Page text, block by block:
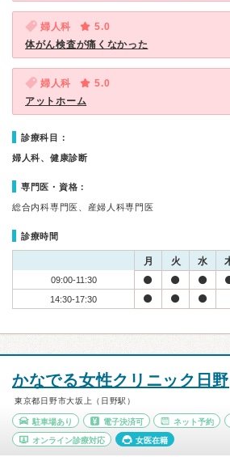
婦人科
5.0
体がん検査が痛くなかった
婦人科
5.0
アットホーム
診療科目：
婦人科、健康診断
専門医・資格：
総合内科専門医、産婦人科専門医
診療時間
月 火 水
09:00-11:30
14:30-17:30
かなでる女性クリニック日野
東京都日野市大坂上（日野駅）
駐車場あり 電子決済可 ネット予約
オンライン診療対応 女医在籍